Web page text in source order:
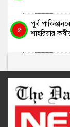
৫
পূর্ব
শাহরিয়ার